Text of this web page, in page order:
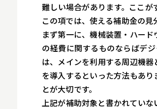
難しい場合があります。ここが
この項では、使える補助金の見
まず第一に、機械装置・ハー
の経費に関するものならばデ
は、メインを利用する周辺機
を導入するといった方法もあ
とが大切です。
上記が補助対象と書かれてい